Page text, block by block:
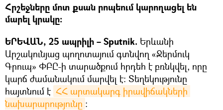
Հրշեջները մոտ քսան րոպեում կարողացել են
մարել կրակը։
ԵՐԵՎԱՆ, 25 ապրիլի – Sputnik. Երևանի
Արշակունյաց պողոտայում գտնվող «Ջերմուկ
Գրուպ» ՓԲԸ-ի տարածքում հրդեհ է բռնկվել, որը
կարճ ժամանակում մարվել է։ Տեղեկությունը
հայտնում է ՀՀ արտակարգ իրավիճակների
նախարարությունը ։